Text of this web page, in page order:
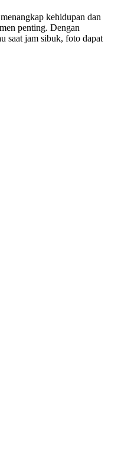
kehidupan dan
penting. Dengan
saat jam sibuk, foto dapat